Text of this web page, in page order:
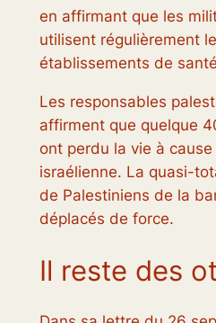
en affirmant que les
utilisent régulièrement
établissements de
Les responsables
affirment que quelque
ont perdu la vie à cause
israélienne. La quasi-
de Palestiniens de la
déplacés de force.
Il reste des